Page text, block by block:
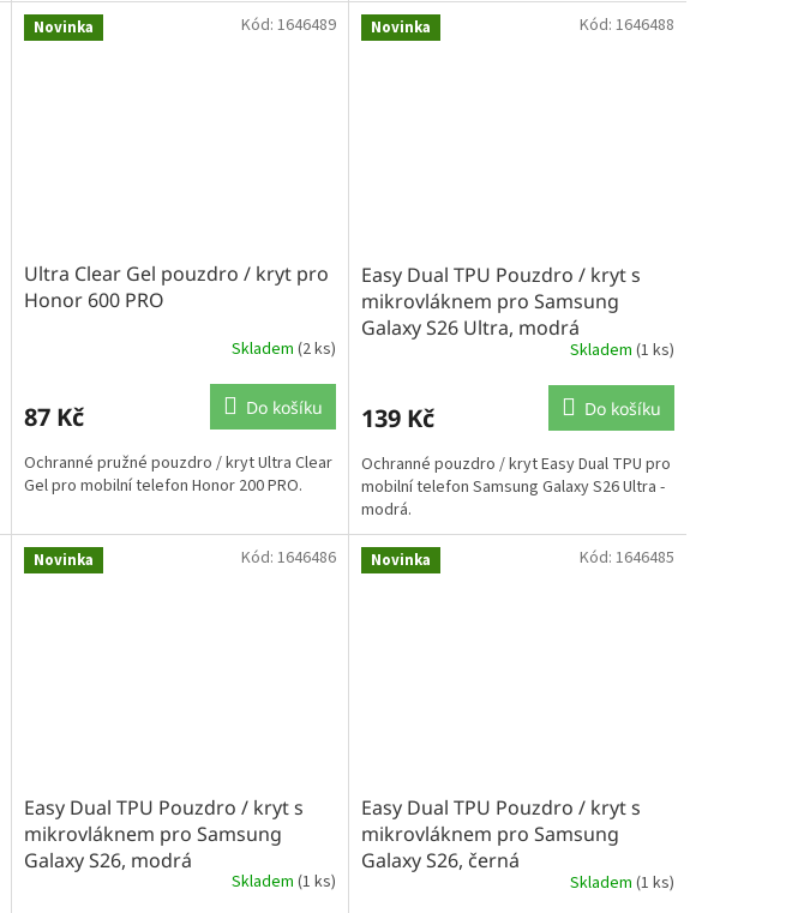
Novinka
Ultra Clear Gel pouzdro / kryt pro
Honor 600 PRO
Skladem (2 ks)
87 Kč Do košíku
Ochranné pružné pouzdro / kryt Ultra Clear
Gel pro mobilní telefon Honor 200 PRO.
Kód: 1646489 Novinka
Easy Dual TPU Pouzdro / kryt s
mikrovláknem pro Samsung
Galaxy S26 Ultra, modrá
Skladem (1 ks)
139 Kč Do košíku
Ochranné pouzdro / kryt Easy Dual TPU pro
mobilní telefon Samsung Galaxy S26 Ultra -
modrá.
Kód: 1646488
Novinka
Easy Dual TPU Pouzdro / kryt s
mikrovláknem pro Samsung
Galaxy S26, modrá
Skladem (1 ks)
Kód: 1646486 Novinka
Easy Dual TPU Pouzdro / kryt s
mikrovláknem pro Samsung
Galaxy S26, černá
Skladem (1 ks)
Kód: 1646485